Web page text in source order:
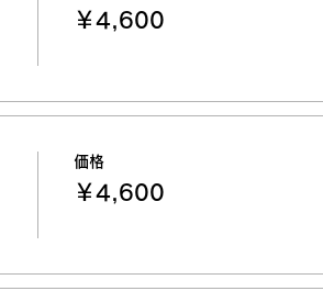
￥4,600
価格
￥4,600